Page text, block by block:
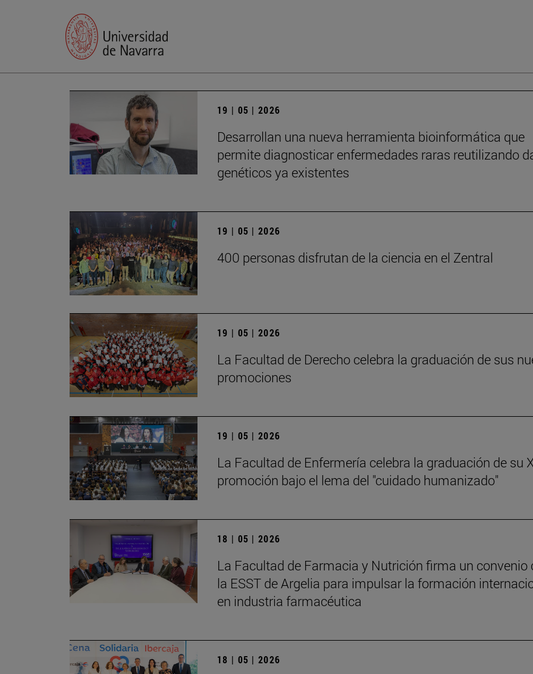
19 | 05 | 2026
Desarrollan una nueva herramienta bioinformática que
permite diagnosticar enfermedades raras reutilizando
genéticos ya existentes
19 | 05 | 2026
400 personas disfrutan de la ciencia en el Zentral
19 | 05 | 2026
La Facultad de Derecho celebra la graduación de sus
promociones
19 | 05 | 2026
La Facultad de Enfermería celebra la graduación de su
promoción bajo el lema del "cuidado humanizado"
18 | 05 | 2026
La Facultad de Farmacia y Nutrición firma un convenio
la ESST de Argelia para impulsar la formación
en industria farmacéutica
18 | 05 | 2026